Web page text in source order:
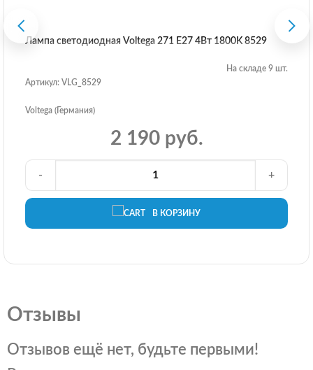
Лампа светодиодная Voltega 271 E27 4Вт 1800K 8529
На складе 9 шт.
Артикул: VLG_8529
Voltega (Германия)
2 190 руб.
В КОРЗИНУ
- +
Отзывы
Отзывов ещё нет, будьте первыми!